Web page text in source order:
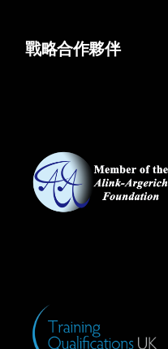
戰略合作夥伴